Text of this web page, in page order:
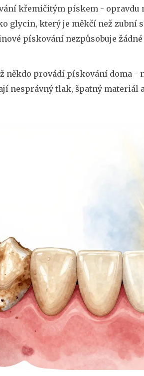
křemičitým pískem - opravdu
glycin, který je měkčí než zubní
pískování nezpůsobuje
někdo provádí pískování doma
nesprávný tlak, špatný materiál